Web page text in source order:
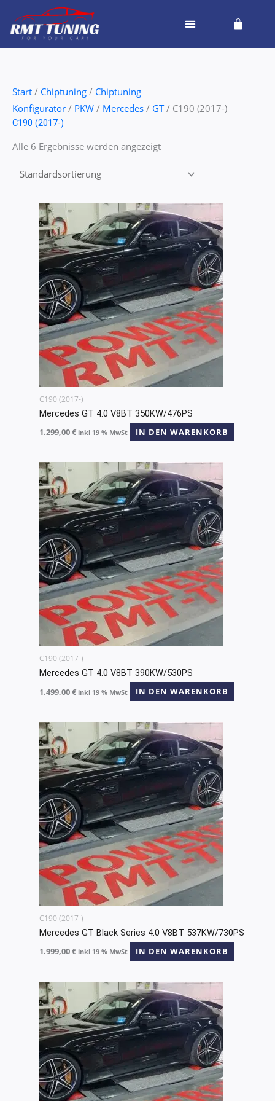
Inhalt
springen
Cart
Start / Chiptuning / Chiptuning
Konfigurator / PKW / Mercedes / GT/ C190 (2017-)
C190 (2017-)
Alle 6 Ergebnisse werden angezeigt
C190 (2017-)
Mercedes GT 4.0 V8BT 350KW/476PS
1.299,00€ inkl 19 % MwSt IN DEN WARENKORB
C190 (2017-)
Mercedes GT 4.0 V8BT 390KW/530PS
1.499,00€ inkl 19 % MwSt IN DEN WARENKORB
C190 (2017-)
Mercedes GT Black Series 4.0 V8BT 537KW/730PS
1.999,00€ inkl 19 % MwSt IN DEN WARENKORB